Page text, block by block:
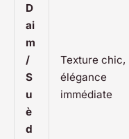
D
ai
m
/
S
u
è
d
Texture chic,
élégance
immédiate